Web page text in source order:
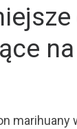
marihuany